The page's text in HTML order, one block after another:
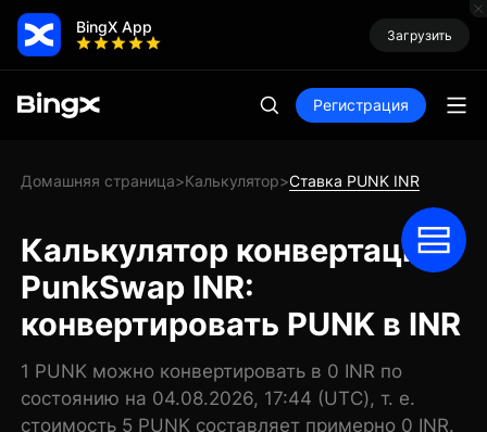
BingX App Загрузить
Регистрация
Домашняя страница>Калькулятор>Ставка PUNK INR
Калькулятор конвертации
PunkSwap INR:
конвертировать PUNK в INR
1 PUNK можно конвертировать в 0 INR по
состоянию на 04.08.2026, 17:44 (UTC), т. е.
стоимость 5 PUNK составляет примерно 0 INR.